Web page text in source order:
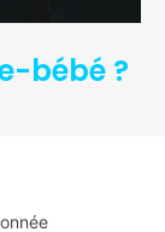
bébé ?